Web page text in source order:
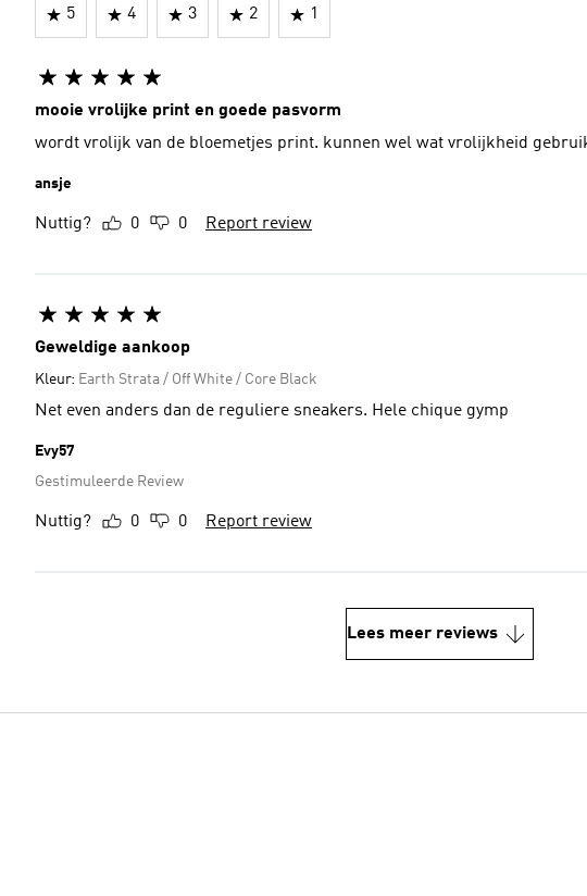
5 4 3 2 1
mooie vrolijke print en goede pasvorm
wordt vrolijk van de bloemetjes print. kunnen wel wat vrolijkheid
ansje
Nuttig? 0 0 Report review
Geweldige aankoop
Kleur: Earth Strata / Off White / Core Black
Net even anders dan de reguliere sneakers. Hele chique gymp
Evy57
Gestimuleerde Review
Nuttig? 0 0 Report review
Lees meer reviews